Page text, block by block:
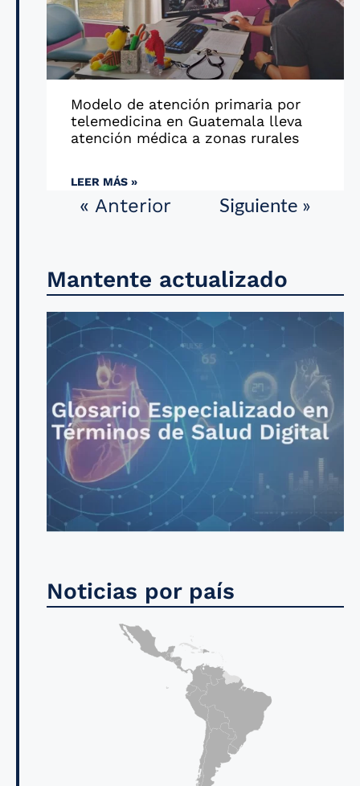
Modelo de atención primaria por
telemedicina en Guatemala lleva
atención médica a zonas rurales
LEER MÁS »
« Anterior Siguiente »
Mantente actualizado
Noticias por país